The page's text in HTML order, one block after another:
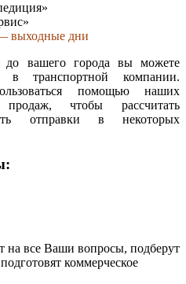
— выходные дни
до вашего города вы можете
в транспортной компании.
помощью наших
чтобы рассчитать
отправки в некоторых
на все Ваши вопросы, подберут
коммерческое